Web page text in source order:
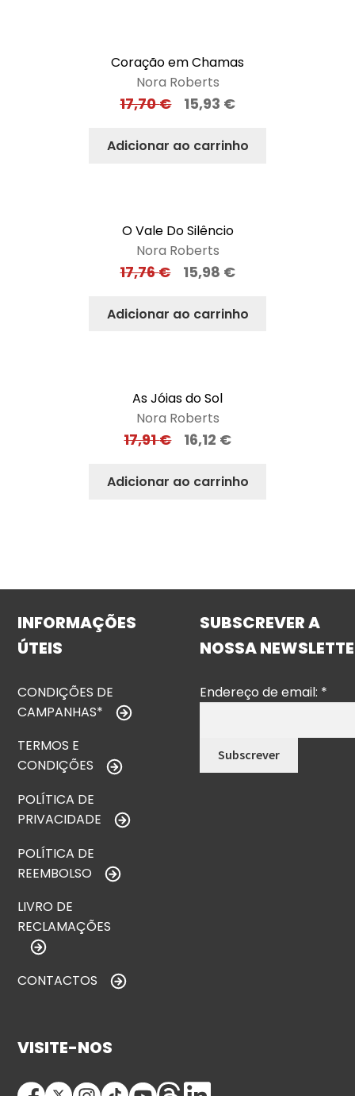
Coração em Chamas
Nora Roberts
17,70€ 15,93 €
Adicionar ao carrinho
O Vale Do Silêncio
Nora Roberts
17,76€ 15,98 €
Adicionar ao carrinho
As Jóias do Sol
Nora Roberts
17,91€ 16,12 €
Adicionar ao carrinho
INFORMAÇÕES
ÚTEIS
CONDIÇÕES DE
CAMPANHAS*
TERMOS E
CONDIÇÕES
POLÍTICA DE
PRIVACIDADE
POLÍTICA DE
REEMBOLSO
LIVRO DE
RECLAMAÇÕES
CONTACTOS
SUBSCREVER A
NOSSA
Endereço de email: *
VISITE-NOS